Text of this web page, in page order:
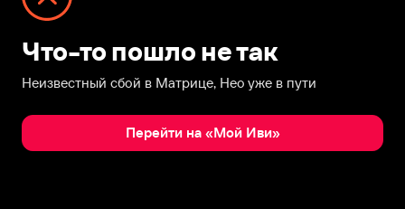
Что-то пошло не так
Неизвестный сбой в Матрице, Нео уже в пути
Перейти на «Мой Иви»